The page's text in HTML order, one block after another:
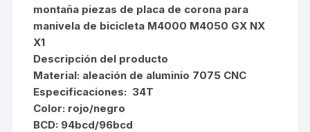
montaña piezas de placa de corona para
manivela de bicicleta M4000 M4050 GX NX
X1
Descripción del producto
Material: aleación de aluminio 7075 CNC
Especificaciones: 34T
Color: rojo/negro
BCD: 94bcd/96bcd